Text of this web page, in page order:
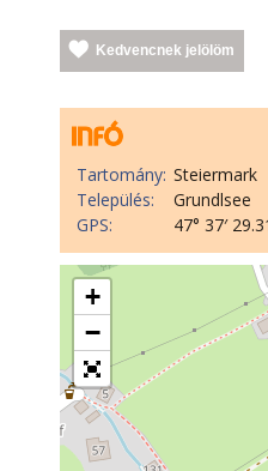
Kedvencnek jelölöm
Tartomány: Steiermark
Település:
Grundlsee
GPS:
47° 37′
+
−